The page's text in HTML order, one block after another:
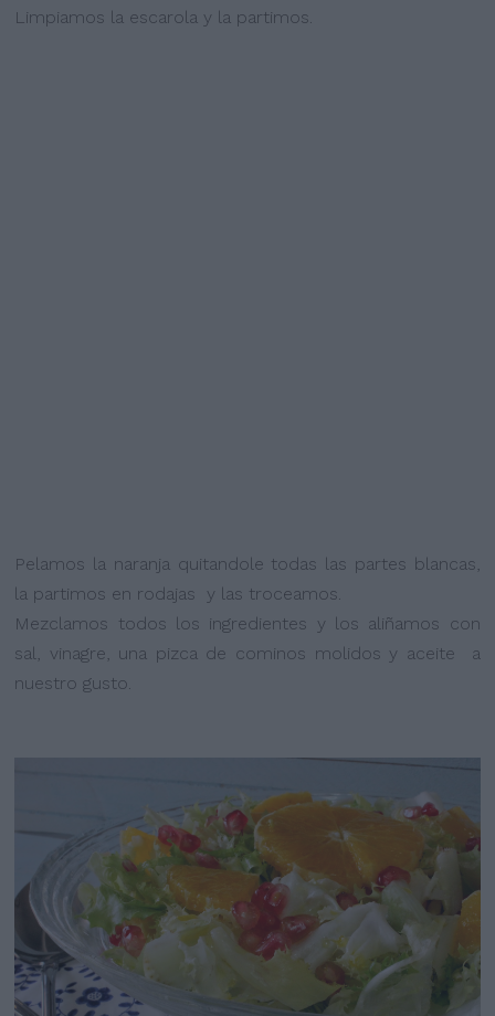
Limpiamos la escarola y la partimos.
Pelamos la naranja quitandole todas las partes blancas,
la partimos en rodajas y las troceamos.
Mezclamos todos los ingredientes y los aliñamos con
sal, vinagre, una pizca de cominos molidos y aceite a
nuestro gusto.